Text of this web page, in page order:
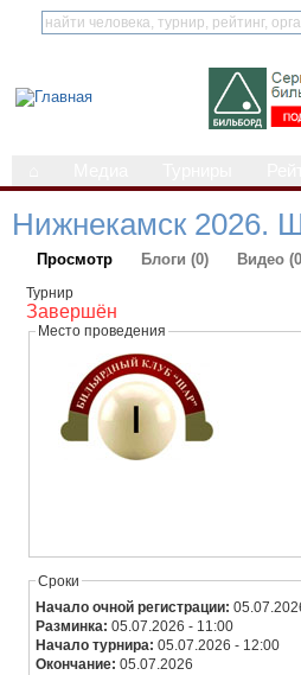
Нижнекамск 2026.
Просмотр Блоги (0) Видео
Турнир
Завершён
Место проведения
Сроки
Начало очной регистрации:
Разминка:05.07.2026 - 11:00
Начало турнира:05.07.2026 - 12:00
Окончание:05.07.2026